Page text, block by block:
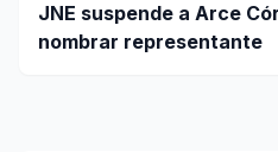
JNE suspende a Arce
nombrar representante